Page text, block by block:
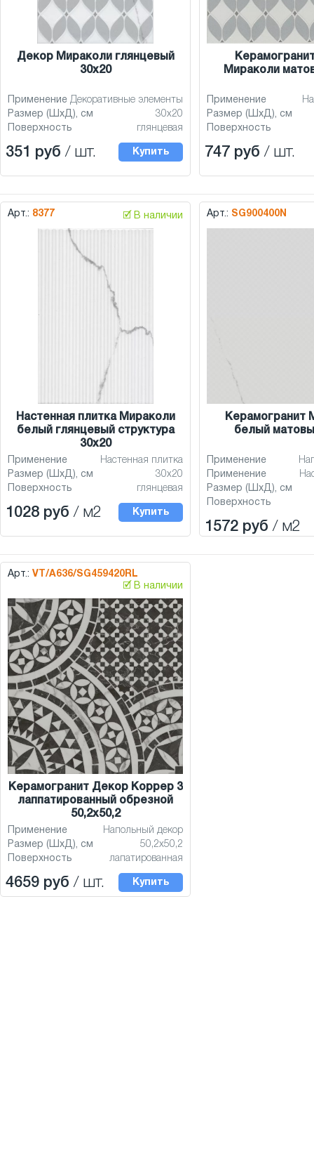
Декор Мираколи глянцевый
30x20
Применение Декоративные элементы
Размер (ШхД), см
30x20
Поверхность
глянцевая
351 руб / шт. Купить
Мираколи
Применение
Размер (ШхД), см
Поверхность
747 руб / шт.
Арт.: 8377 🗹 В наличии
Настенная плитка Мираколи
белый глянцевый структура
30x20
Применение
Настенная плитка
Размер (ШхД), см
30x20
Поверхность
глянцевая
1028 руб / м2 Купить
Арт.: SG900400N
Керамогранит
белый
Применение
Применение
Размер (ШхД), см
Поверхность
1572 руб / м2
Арт.: VT/A636/SG459420RL
🗹 В наличии
Керамогранит Декор Коррер 3
лаппатированный обрезной
50,2x50,2
Применение
Напольный декор
Размер (ШхД), см
50,2x50,2
Поверхность
лапатированная
4659 руб / шт. Купить